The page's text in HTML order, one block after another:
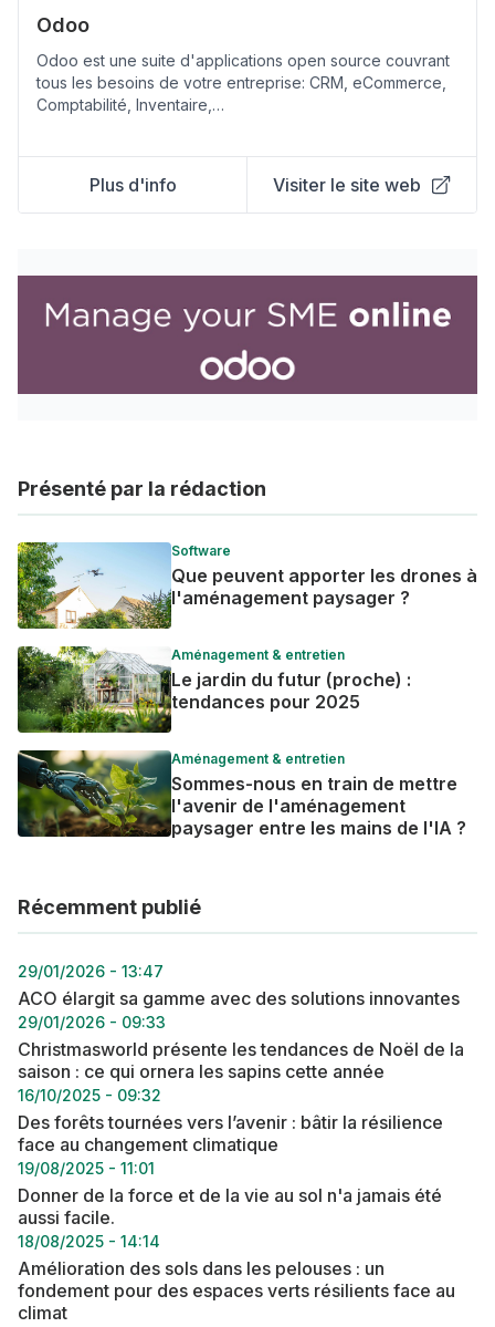
Odoo
Odoo est une suite d'applications open source couvrant
tous les besoins de votre entreprise: CRM, eCommerce,
Comptabilité, Inventaire,…
Plus d'info Visiter le site web
Présenté par la rédaction
Software
Que peuvent apporter les drones à
l'aménagement paysager ?
Aménagement & entretien
Le jardin du futur (proche) :
tendances pour 2025
Aménagement & entretien
Sommes-nous en train de mettre
l'avenir de l'aménagement
paysager entre les mains de l'IA ?
Récemment publié
29/01/2026 - 13:47
ACO élargit sa gamme avec des solutions innovantes
29/01/2026 - 09:33
Christmasworld présente les tendances de Noël de la
saison : ce qui ornera les sapins cette année
16/10/2025 - 09:32
Des forêts tournées vers l’avenir : bâtir la résilience
face au changement climatique
19/08/2025 - 11:01
Donner de la force et de la vie au sol n'a jamais été
aussi facile.
18/08/2025 - 14:14
Amélioration des sols dans les pelouses : un
fondement pour des espaces verts résilients face au
climat